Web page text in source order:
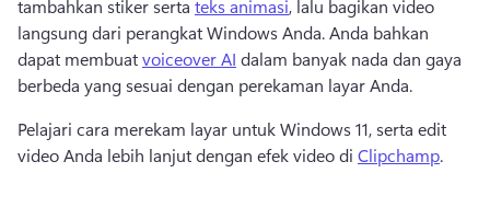
tambahkan stiker serta teks animasi, lalu bagikan video
langsung dari perangkat Windows Anda. Anda bahkan
dapat membuat voiceover AI dalam banyak nada dan gaya
berbeda yang sesuai dengan perekaman layar Anda.
Pelajari cara merekam layar untuk Windows 11, serta edit
video Anda lebih lanjut dengan efek video di Clipchamp.